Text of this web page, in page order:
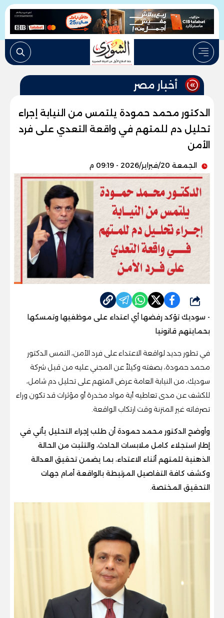
أخبار مصر
الدكتور محمد حمودة يلتمس من النيابة إجراء
تحليل دم للمتهم في واقعة التعدي على فرد
الأمن
الجمعة 20/فبراير/2026 - 09:19 م
شارك
- سوديك تؤكد رفضها أي اعتداء على موظفيها وتمسكها
بحمايتهم قانونيا
في تطور جديد لواقعة الاعتداء على فرد الأمن، التمس الدكتور
محمد حمودة، بصفته وكيلاً عن المجني عليه من قبل شركة
سوديك، من النيابة العامة عرض المتهم على تحليل دم شامل،
للكشف عن مدى تعاطيه أية مواد مخدرة أو مؤثرات قد تكون وراء
تصرفاته غير المتزنة وقت ارتكاب الواقعة.
وأوضح الدكتور محمد حمودة أن طلب إجراء التحليل يأتي في
إطار استجلاء كامل ملابسات الحادث، والتثبت من الحالة
الذهنية للمتهم أثناء الاعتداء، بما يضمن تحقيق العدالة
وكشف كافة التفاصيل المرتبطة بالواقعة أمام جهات
التحقيق المختصة.